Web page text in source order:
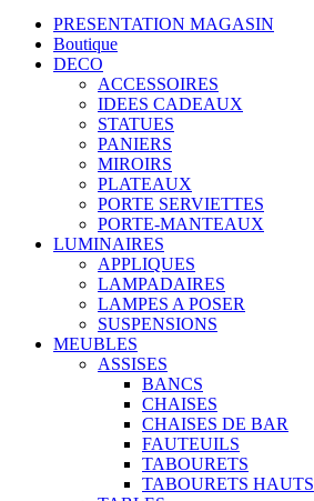
PRESENTATION MAGASIN
Boutique
DECO
ACCESSOIRES
IDEES CADEAUX
STATUES
PANIERS
MIROIRS
PLATEAUX
PORTE SERVIETTES
PORTE-MANTEAUX
LUMINAIRES
APPLIQUES
LAMPADAIRES
LAMPES A POSER
SUSPENSIONS
MEUBLES
ASSISES
BANCS
CHAISES
CHAISES DE BAR
FAUTEUILS
TABOURETS
TABOURETS HAUTS